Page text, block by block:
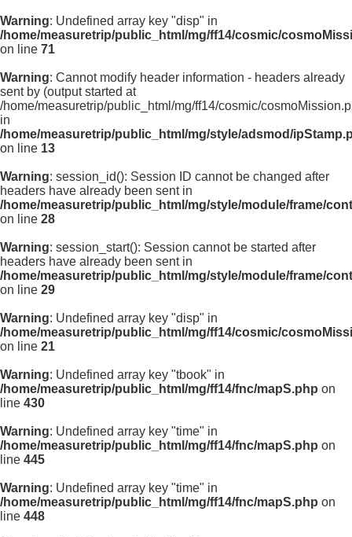
Warning: Undefined array key "disp" in
/home/measuretrip/public_html/mg/ff14/cosmic/
on line 71
Warning: Cannot modify header information - headers already
sent by (output started at
/home/measuretrip/public_html/mg/ff14/cosmic/
in
/home/measuretrip/public_html/mg/style/adsmod/
on line 13
Warning: session_id(): Session ID cannot be changed after
headers have already been sent in
/home/measuretrip/public_html/mg/style/module/frame/
on line 28
Warning: session_start(): Session cannot be started after
headers have already been sent in
/home/measuretrip/public_html/mg/style/module/frame/
on line 29
Warning: Undefined array key "disp" in
/home/measuretrip/public_html/mg/ff14/cosmic/
on line 21
Warning: Undefined array key "tbook" in
/home/measuretrip/public_html/mg/ff14/fnc/mapS.php on
line 430
Warning: Undefined array key "time" in
/home/measuretrip/public_html/mg/ff14/fnc/mapS.php on
line 445
Warning: Undefined array key "time" in
/home/measuretrip/public_html/mg/ff14/fnc/mapS.php on
line 448